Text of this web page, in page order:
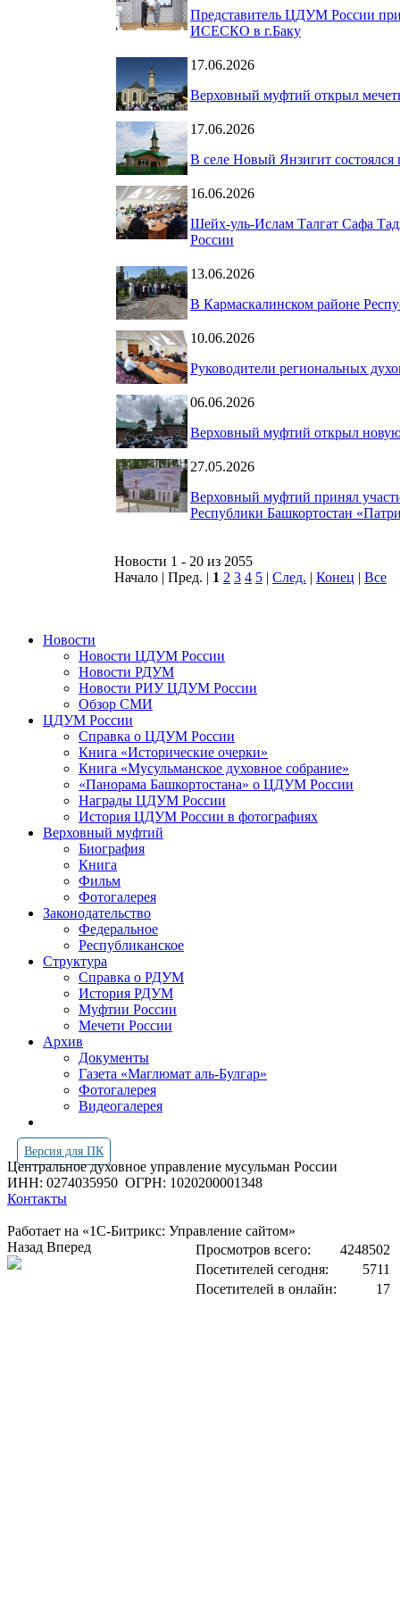
Представитель ЦДУМ России
ИСЕСКО в г.Баку
17.06.2026
Верховный муфтий открыл
17.06.2026
В селе Новый Янзигит
16.06.2026
Шейх-уль-Ислам Талгат Сафа
России
13.06.2026
В Кармаскалинском районе
10.06.2026
Руководители региональных
06.06.2026
Верховный муфтий открыл новую
27.05.2026
Верховный муфтий принял
Республики Башкортостан
Новости 1 - 20 из 2055
Начало | Пред. | 1 2 3 4 5 | След. | Конец | Все
Новости
Новости ЦДУМ России
Новости РДУМ
Новости РИУ ЦДУМ России
Обзор СМИ
ЦДУМ России
Справка о ЦДУМ России
Книга «Исторические очерки»
Книга «Мусульманское духовное собрание»
«Панорама Башкортостана» о ЦДУМ России
Награды ЦДУМ России
История ЦДУМ России в фотографиях
Верховный муфтий
Биография
Книга
Фильм
Фотогалерея
Законодательство
Федеральное
Республиканское
Структура
Справка о РДУМ
История РДУМ
Муфтии России
Мечети России
Архив
Документы
Газета «Маглюмат аль-Булгар»
Фотогалерея
Видеогалерея
Версия для ПК
Центральное духовное управление мусульман России
ИНН: 0274035950 ОГРН: 1020200001348
Контакты
Работает на «1С-Битрикс: Управление сайтом»
Просмотров всего:
4248502
Посетителей сегодня:
5711
Посетителей в онлайн:
17
Назад Вперед